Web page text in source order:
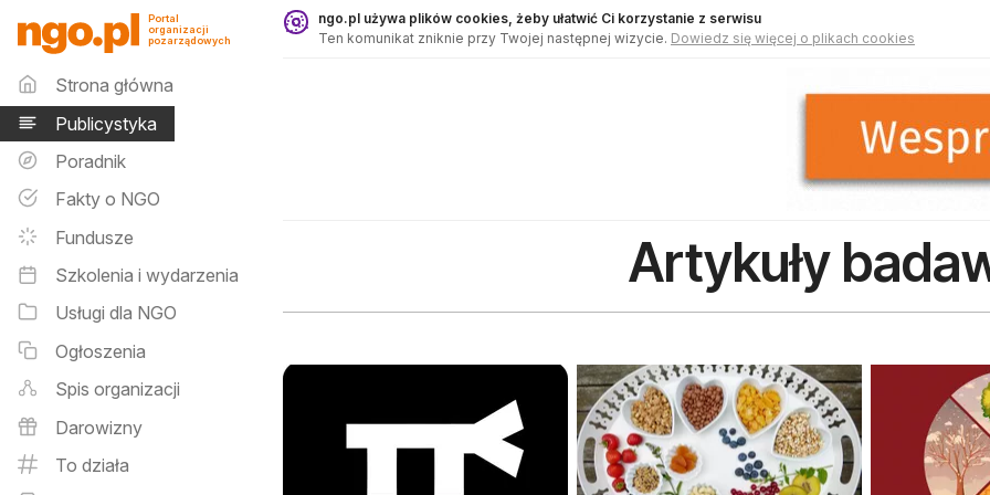
Publicystyka - ngo.pl
Portal
organizacji
pozarządowych
Menu główne
Strona główna
Publicystyka
Poradnik
Fakty o NGO
Fundusze
Szkolenia i wydarzenia
Usługi dla NGO
Ogłoszenia
Spis organizacji
Darowizny
To działa
ngo.pl używa plików cookies, żeby ułatwić Ci korzystanie z serwisu
Ten komunikat zniknie przy Twojej następnej wizycie. Dowiedz się więcej o plikach cookies
Artykuły